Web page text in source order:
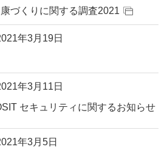
づくりに関する調査2021
年3月19日
年3月11日
セキュリティに関するお知らせ
年3月5日